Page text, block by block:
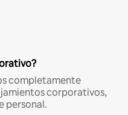
completamente
corporativos,
personal.